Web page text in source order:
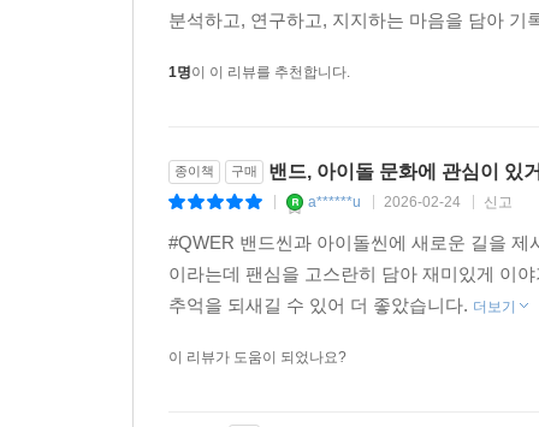
분석하고, 연구하고, 지지하는 마음을 담아
1명이 이 리뷰를 추천합니다.
종이책 구매 밴드, 아이돌 문화에 관심이 있
a******u 2026-02-24 신고
#QWER 밴드씬과 아이돌씬에 새로운 길을
이라는데 팬심을 고스란히 담아 재미있게 이
추억을 되새길 수 있어 더 좋았습니다. 더보기
이 리뷰가 도움이 되었나요?